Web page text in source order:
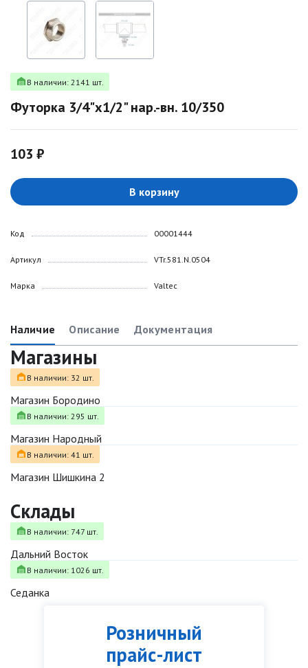
Розничный
прайс-лист
В наличии: 2141 шт.
Футорка 3/4"х1/2" нар.-вн. 10/350
103 ₽
В корзину
Код
Артикул
Марка
00001444
VTr.581.N.0504
Valtec
Наличие Описание Документация
Магазины
В наличии: 32 шт.
Магазин Бородино
В наличии: 295 шт.
Магазин Народный
В наличии: 41 шт.
Магазин Шишкина 2
Склады
В наличии: 747 шт.
Дальний Восток
В наличии: 1026 шт.
Седанка